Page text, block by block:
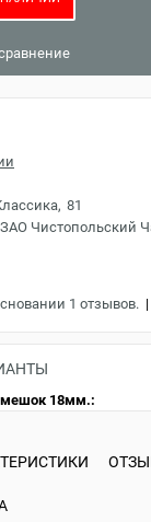
81
ЗАО Чистопольский
1 отзывов. |
18мм.: